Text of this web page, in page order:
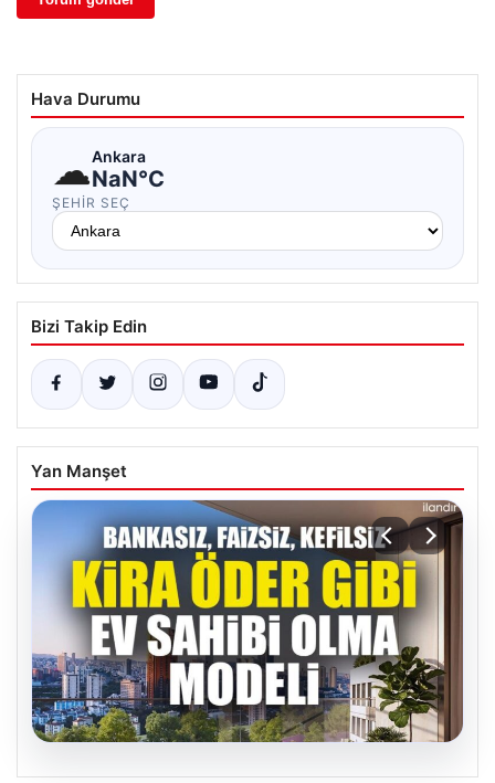
Hava Durumu
☁Ankara
NaN°C
ŞEHIR SEÇ
Bizi Takip Edin
Yan Manşet
07.08.2026